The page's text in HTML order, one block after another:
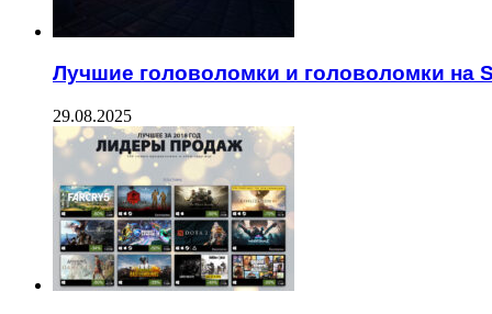
Лучшие головоломки и головоломки на
29.08.2025